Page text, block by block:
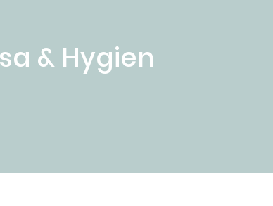
& Hygien